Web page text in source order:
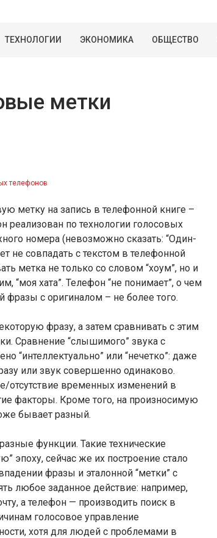
ТЕХНОЛОГИИ ЭКОНОМИКА ОБЩЕСТВО
метки
телефонов
метку на запись в телефонной книге –
реализован по технологии голосовых
номера (невозможно сказать: “Один-
не совпадать с текстом в телефонной
метка не только со словом “хоум”, но и
“моя хата”. Телефон “не понимает”, о чем
фразы с оригиналом – не более того.
фразу, а затем сравнивать с этим
Сравнение “слышимого” звука с
“интеллектуально” или “нечетко”: даже
или звук совершенно одинаково.
отсутствие временных изменений в
факторы. Кроме того, на произносимую
бывает разный.
функции. Такие технические
эпоху, сейчас же их построение стало
фразы и эталонной “метки” с
любое заданное действие: например,
а телефон — производить поиск в
голосовое управление
хотя для людей с проблемами в